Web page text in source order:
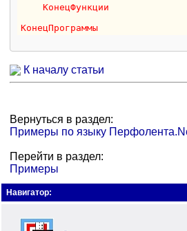
КонецФункции
КонецПрограммы
К началу статьи
Вернуться в раздел:
Примеры по языку
Перейти в раздел:
Примеры
Навигатор: